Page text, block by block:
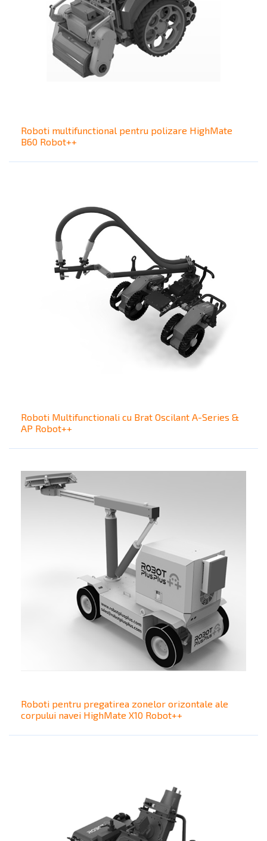
Roboti multifunctional pentru polizare HighMate
B60 Robot++
Roboti Multifunctionali cu Brat Oscilant A-Series &
AP Robot++
Roboti pentru pregatirea zonelor orizontale ale
corpului navei HighMate X10 Robot++